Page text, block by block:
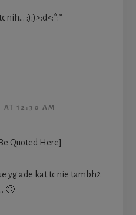
nih… :):)>:d<:*:*
AT 12:30 AM
Quoted Here]
yg ade kat tc nie tambh2
🙂